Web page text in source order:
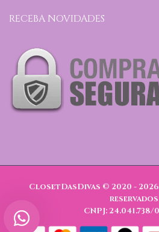
RECEBA NOVIDADES
ClosetDasDivas © 2020 - 2026
CNPJ: 24.041.738/